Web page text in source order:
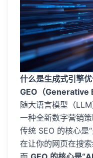
什么是生成式引擎优
GEO（Generative
随大语言模型（
一种全新数字营销策
传统 SEO 的核心是
在让你的网页在搜索